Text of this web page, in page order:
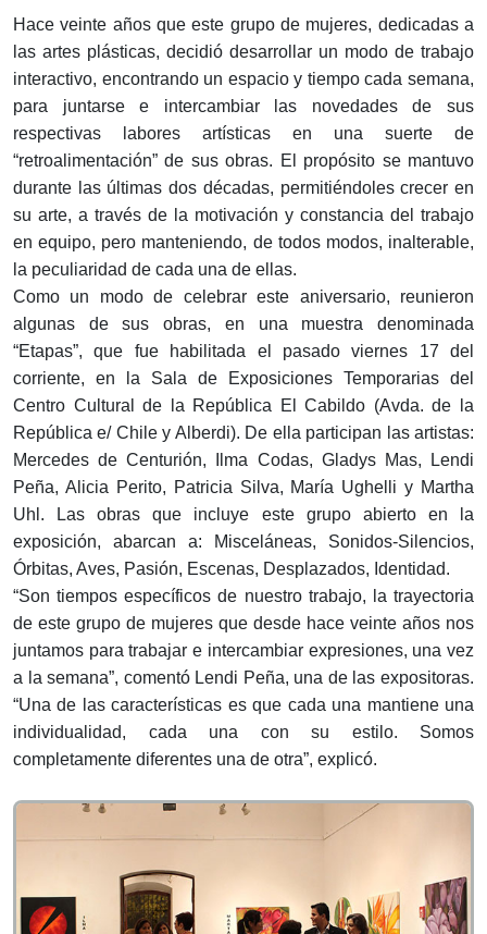
Hace veinte años que este grupo de mujeres, dedicadas a
las artes plásticas, decidió desarrollar un modo de trabajo
interactivo, encontrando un espacio y tiempo cada semana,
para juntarse e intercambiar las novedades de sus
respectivas labores artísticas en una suerte de
“retroalimentación” de sus obras. El propósito se mantuvo
durante las últimas dos décadas, permitiéndoles crecer en
su arte, a través de la motivación y constancia del trabajo
en equipo, pero manteniendo, de todos modos, inalterable,
la peculiaridad de cada una de ellas.
Como un modo de celebrar este aniversario, reunieron
algunas de sus obras, en una muestra denominada
“Etapas”, que fue habilitada el pasado viernes 17 del
corriente, en la Sala de Exposiciones Temporarias del
Centro Cultural de la República El Cabildo (Avda. de la
República e/ Chile y Alberdi). De ella participan las artistas:
Mercedes de Centurión, Ilma Codas, Gladys Mas, Lendi
Peña, Alicia Perito, Patricia Silva, María Ughelli y Martha
Uhl. Las obras que incluye este grupo abierto en la
exposición, abarcan a: Misceláneas, Sonidos-Silencios,
Órbitas, Aves, Pasión, Escenas, Desplazados, Identidad.
“Son tiempos específicos de nuestro trabajo, la trayectoria
de este grupo de mujeres que desde hace veinte años nos
juntamos para trabajar e intercambiar expresiones, una vez
a la semana”, comentó Lendi Peña, una de las expositoras.
“Una de las características es que cada una mantiene una
individualidad, cada una con su estilo. Somos
completamente diferentes una de otra”, explicó.